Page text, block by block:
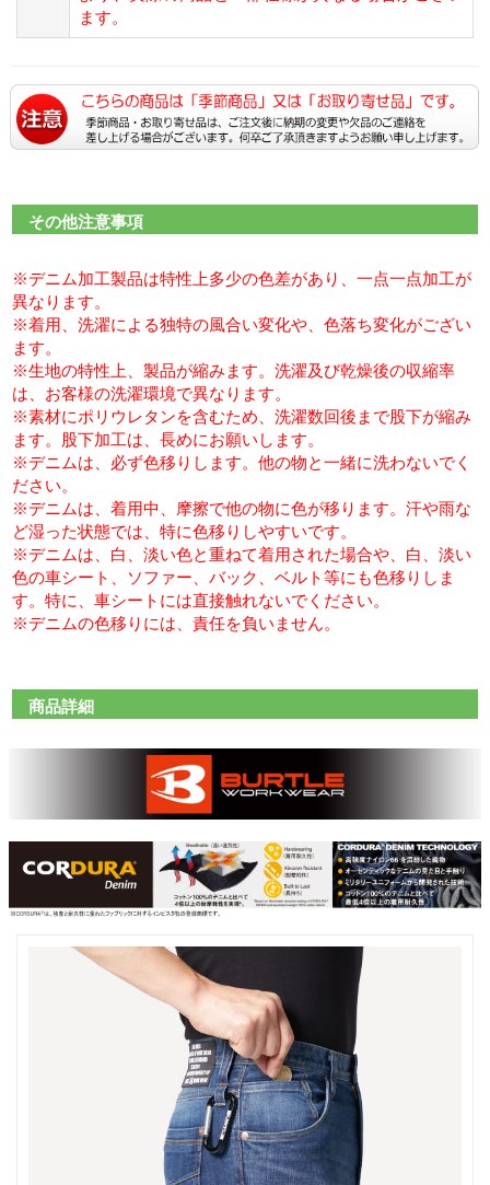
ます。
その他注意事項
※デニム加工製品は特性上多少の色差があり、一点一点加工が
異なります。
※着用、洗濯による独特の風合い変化や、色落ち変化がござい
ます。
※生地の特性上、製品が縮みます。洗濯及び乾燥後の収縮率
は、お客様の洗濯環境で異なります。
※素材にポリウレタンを含むため、洗濯数回後まで股下が縮み
ます。股下加工は、長めにお願いします。
※デニムは、必ず色移りします。他の物と一緒に洗わないでく
ださい。
※デニムは、着用中、摩擦で他の物に色が移ります。汗や雨な
ど湿った状態では、特に色移りしやすいです。
※デニムは、白、淡い色と重ねて着用された場合や、白、淡い
色の車シート、ソファー、バック、ベルト等にも色移りしま
す。特に、車シートには直接触れないでください。
※デニムの色移りには、責任を負いません。
商品詳細